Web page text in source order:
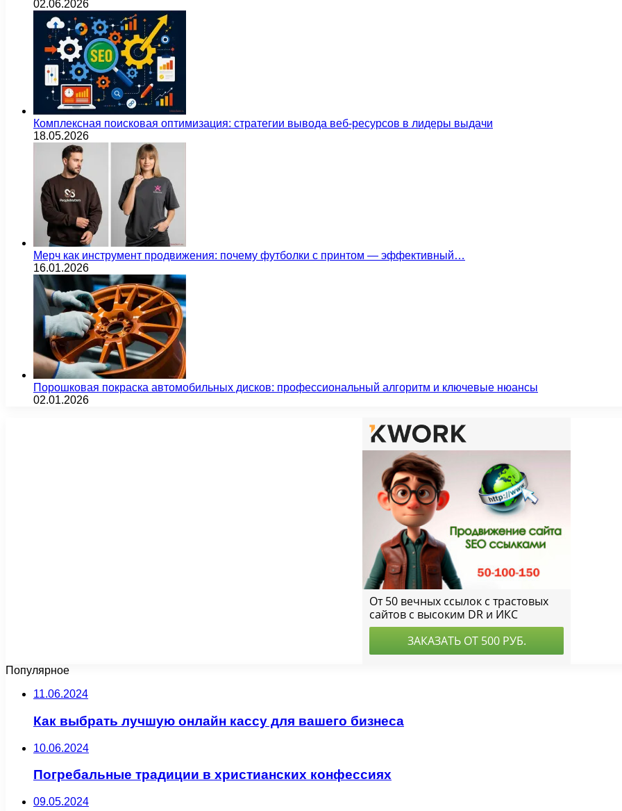
02.06.2026
Комплексная поисковая оптимизация: стратегии вывода веб-ресурсов в лидеры выдачи
18.05.2026
Мерч как инструмент продвижения: почему футболки с принтом — эффективный…
16.01.2026
Порошковая покраска автомобильных дисков: профессиональный алгоритм и ключевые нюансы
02.01.2026
Популярное
11.06.2024
Как выбрать лучшую онлайн кассу для вашего бизнеса
10.06.2024
Погребальные традиции в христианских конфессиях
09.05.2024